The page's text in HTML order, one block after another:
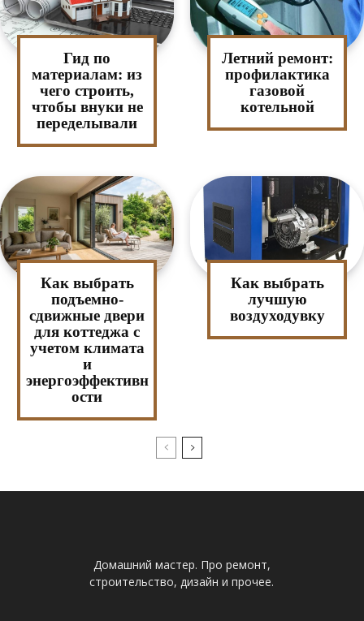
Гид по
материалам: из
чего строить,
чтобы внуки не
переделывали
Летний ремонт:
профилактика
газовой
котельной
Как выбрать
подъемно-
сдвижные двери
для коттеджа с
учетом климата
и
энергоэффективн
ости
Как выбрать
лучшую
воздуходувку
Домашний мастер. Про ремонт,
строительство, дизайн и прочее.